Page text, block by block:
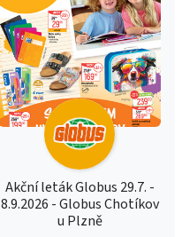
Akční leták Globus 29.7. -
8.9.2026 - Globus Chotíkov
u Plzně